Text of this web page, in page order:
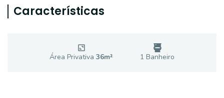
Características
Área Privativa 36m² 1 Banheiro